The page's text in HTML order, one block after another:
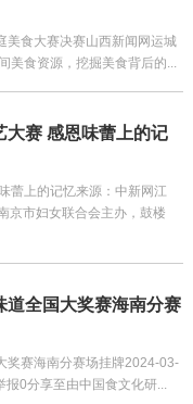
食大赛决赛山西新闻网运城
美食资源，挖掘美食背后的...
大赛 感恩味蕾上的记
蕾上的记忆来源：中新网江
市妇女联合会主办，鼓楼
道全国大奖赛海南分赛
奖赛海南分赛场挂牌2024-03-
0分享至由中国食文化研...